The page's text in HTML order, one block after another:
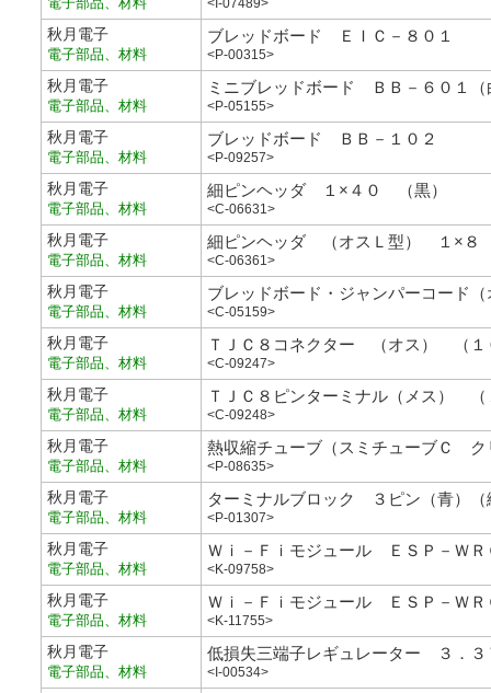
<I-07489>
秋月電子
電子部品、材料
ブレッドボード ＥＩＣ－８０１
<P-00315>
秋月電子
電子部品、材料
ミニブレッドボード ＢＢ－６０１（
<P-05155>
秋月電子
電子部品、材料
ブレッドボード ＢＢ－１０２
<P-09257>
秋月電子
電子部品、材料
細ピンヘッダ １×４０ （黒）
<C-06631>
秋月電子
電子部品、材料
細ピンヘッダ （オスＬ型） １×８
<C-06361>
秋月電子
電子部品、材料
ブレッドボード・ジャンパーコード
<C-05159>
秋月電子
電子部品、材料
ＴＪＣ８コネクター （オス） （１
<C-09247>
秋月電子
電子部品、材料
ＴＪＣ８ピンターミナル（メス） （
<C-09248>
秋月電子
電子部品、材料
熱収縮チューブ（スミチューブＣ
<P-08635>
秋月電子
電子部品、材料
ターミナルブロック ３ピン（青）（
<P-01307>
秋月電子
電子部品、材料
Ｗｉ－Ｆｉモジュール ＥＳＰ－Ｗ
<K-09758>
秋月電子
電子部品、材料
Ｗｉ－Ｆｉモジュール ＥＳＰ－Ｗ
<K-11755>
秋月電子
電子部品、材料
低損失三端子レギュレーター ３．
<I-00534>